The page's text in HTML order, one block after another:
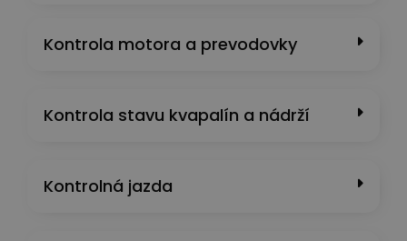
Kontrola motora a prevodovky
Kontrola stavu kvapalín a nádrží
Kontrolná jazda